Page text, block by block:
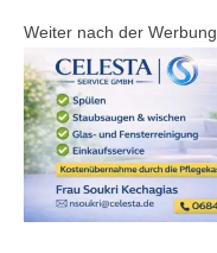
Weiter nach der Werbung